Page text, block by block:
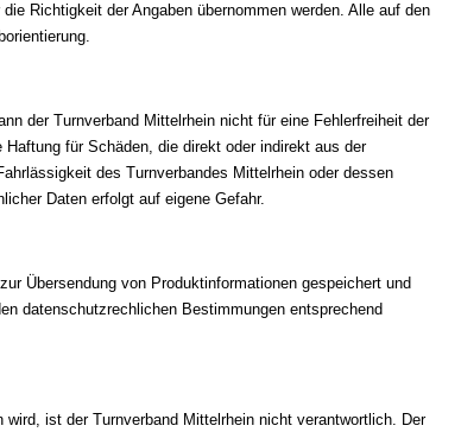
Richtigkeit der Angaben übernommen werden. Alle auf den
der Turnverband Mittelrhein nicht für eine Fehlerfreiheit der
für Schäden, die direkt oder indirekt aus der
des Turnverbandes Mittelrhein oder dessen
Daten erfolgt auf eigene Gefahr.
Übersendung von Produktinformationen gespeichert und
datenschutzrechlichen Bestimmungen entsprechend
ist der Turnverband Mittelrhein nicht verantwortlich. Der